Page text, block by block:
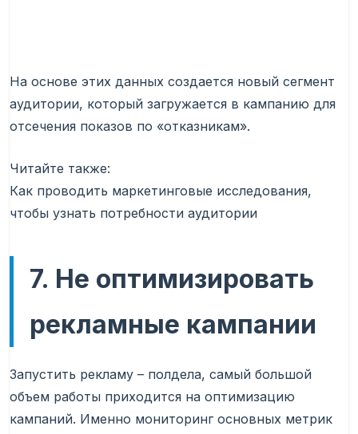
На основе этих данных создается новый сегмент
аудитории, который загружается в кампанию для
отсечения показов по «отказникам».
Читайте также:
Как проводить маркетинговые исследования,
чтобы узнать потребности аудитории
7. Не оптимизировать
рекламные кампании
Запустить рекламу – полдела, самый большой
объем работы приходится на оптимизацию
кампаний. Именно мониторинг основных метрик